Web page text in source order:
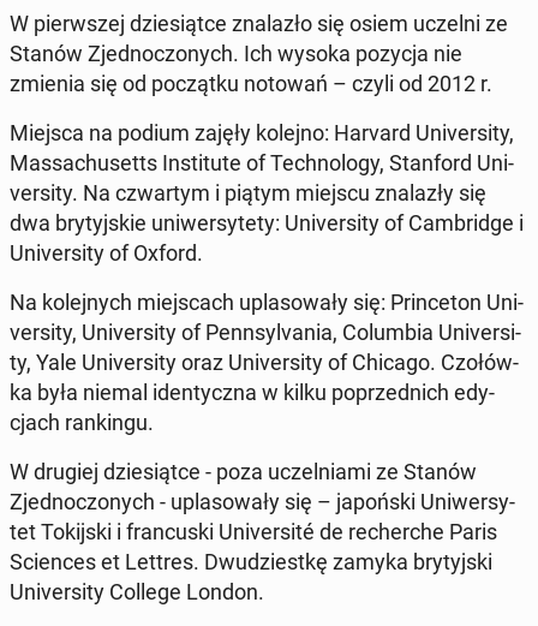
W pierw­szej dzie­siąt­ce zna­la­zło się osiem uczelni ze
Stanów Zjed­no­czo­nych. Ich wysoka pozycja nie
zmienia się od po­cząt­ku notowań – czyli od 2012 r.
Miejsca na podium zajęły kolejno: Harvard Uni­ver­si­ty,
Mas­sa­chu­setts In­sti­tu­te of Tech­no­lo­gy, Stan­ford Uni­
ver­si­ty. Na czwar­tym i piątym miejscu zna­la­zły się
dwa bry­tyj­skie uni­wer­sy­te­ty: Uni­ver­si­ty of Cam­brid­ge i
Uni­ver­si­ty of Oxford.
Na ko­lej­nych miej­scach upla­so­wa­ły się: Prin­ce­ton Uni­
ver­si­ty, Uni­ver­si­ty of Pen­n­sy­lva­nia, Co­lum­bia Uni­ver­si­
ty, Yale Uni­ver­si­ty oraz Uni­ver­si­ty of Chicago. Czo­łów­
ka była niemal iden­tycz­na w kilku po­przed­nich edy­
cjach ran­kin­gu.
W drugiej dzie­siąt­ce - poza uczel­nia­mi ze Stanów
Zjed­no­czo­nych - upla­so­wa­ły się – ja­poń­ski Uni­wer­sy­
tet To­kij­ski i fran­cu­ski Uni­ver­si­té de re­cher­che Paris
Scien­ces et Lettres. Dwu­dziest­kę zamyka bry­tyj­ski
Uni­ver­si­ty College London.